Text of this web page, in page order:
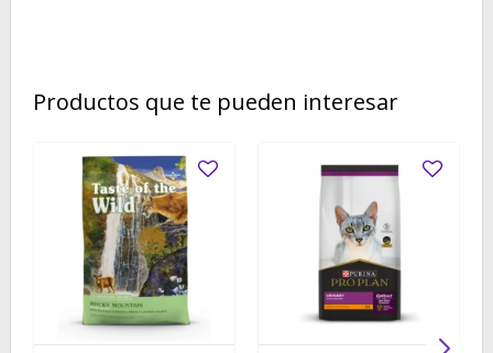
Productos que te pueden interesar